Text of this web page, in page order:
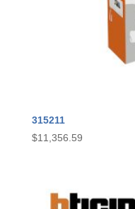
315211
$11,356.59